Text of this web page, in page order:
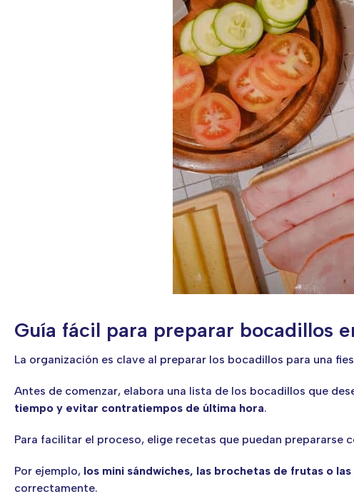
Guía fácil para preparar bocadillos
La organización es clave al preparar los bocadillos para una
Antes de comenzar, elabora una lista de los bocadillos que
tiempo y evitar contratiempos de última hora.
Para facilitar el proceso, elige recetas que puedan prepararse
Por ejemplo, los mini sándwiches, las brochetas de frutas o
correctamente.